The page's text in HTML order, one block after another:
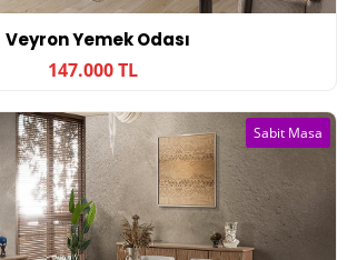
Veyron Yemek Odası
147.000 TL
Sabit Masa